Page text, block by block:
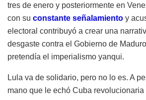
tres de enero y posteriormente en
con su constante señalamiento y
electoral contribuyó a crear una
desgaste contra el Gobierno de
pretendía el imperialismo yanqui.
Lula va de solidario, pero no lo es. A
mano que le echó Cuba